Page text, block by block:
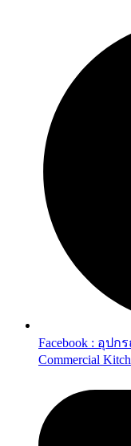
Facebook : อุป
Commercial